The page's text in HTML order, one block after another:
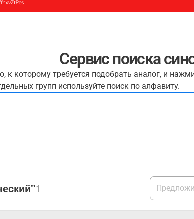
Сервис поиска
к которому требуется подобрать аналог, и
групп используйте поиск по алфавиту.
1